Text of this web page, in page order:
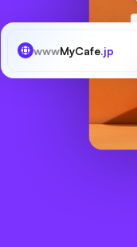
wwwMyCafe.jp